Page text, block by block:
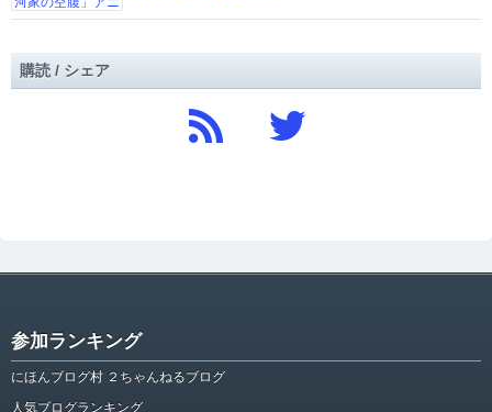
購読 / シェア
参加ランキング
にほんブログ村 ２ちゃんねるブログ
人気ブログランキング